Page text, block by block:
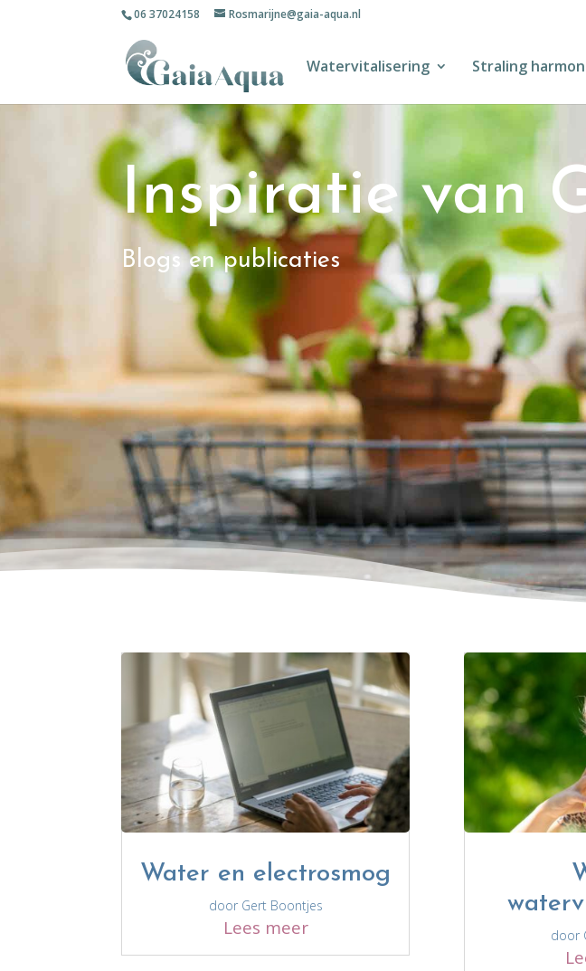
06 37024158 Rosmarijne@gaia-aqua.nl
Watervitalisering Straling
Inspiratie van
Blogs en publicaties
Water en electrosmog
door Gert Boontjes
Lees meer door